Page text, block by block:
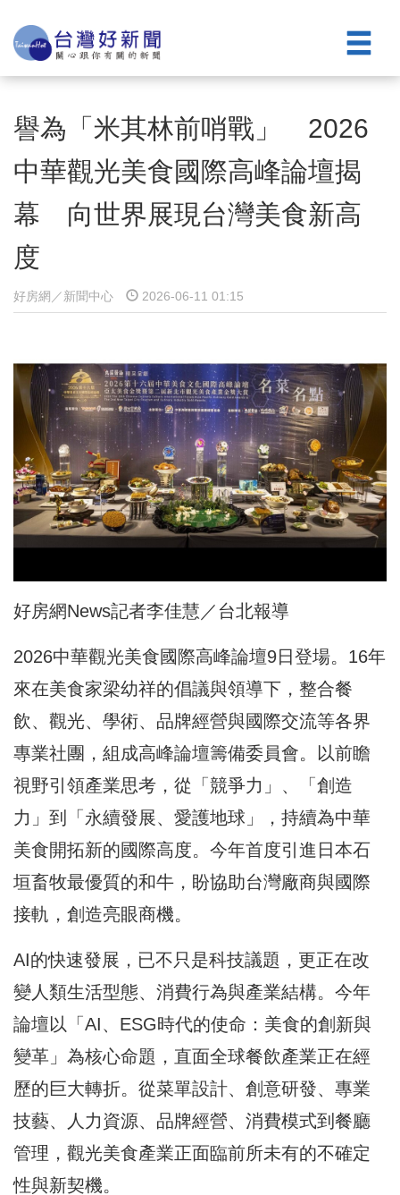
譽為「米其林前哨戰」 2026
中華觀光美食國際高峰論壇揭
幕 向世界展現台灣美食新高
度
好房網／新聞中心 2026-06-11 01:15
好房網News記者李佳慧／台北報導
2026中華觀光美食國際高峰論壇9日登場。16年
來在美食家梁幼祥的倡議與領導下，整合餐
飲、觀光、學術、品牌經營與國際交流等各界
專業社團，組成高峰論壇籌備委員會。以前瞻
視野引領產業思考，從「競爭力」、「創造
力」到「永續發展、愛護地球」，持續為中華
美食開拓新的國際高度。今年首度引進日本石
垣畜牧最優質的和牛，盼協助台灣廠商與國際
接軌，創造亮眼商機。
AI的快速發展，已不只是科技議題，更正在改
變人類生活型態、消費行為與產業結構。今年
論壇以「AI、ESG時代的使命：美食的創新與
變革」為核心命題，直面全球餐飲產業正在經
歷的巨大轉折。從菜單設計、創意研發、專業
技藝、人力資源、品牌經營、消費模式到餐廳
管理，觀光美食產業正面臨前所未有的不確定
性與新契機。